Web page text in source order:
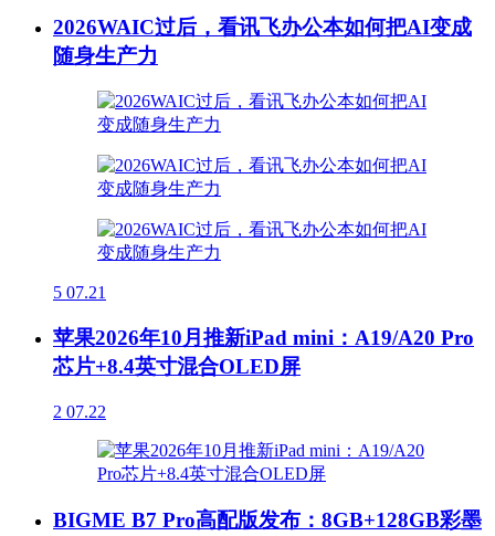
2026WAIC过后，看讯飞办公本如何把AI变成
随身生产力
5 07.21
苹果2026年10月推新iPad mini：A19/A20 Pro
芯片+8.4英寸混合OLED屏
2 07.22
BIGME B7 Pro高配版发布：8GB+128GB彩墨